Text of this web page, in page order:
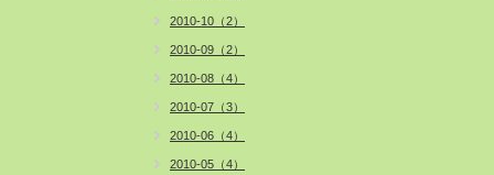
2010-10（2）
2010-09（2）
2010-08（4）
2010-07（3）
2010-06（4）
2010-05（4）